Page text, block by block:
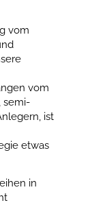
vom
vom
semi-
ist
etwas
in